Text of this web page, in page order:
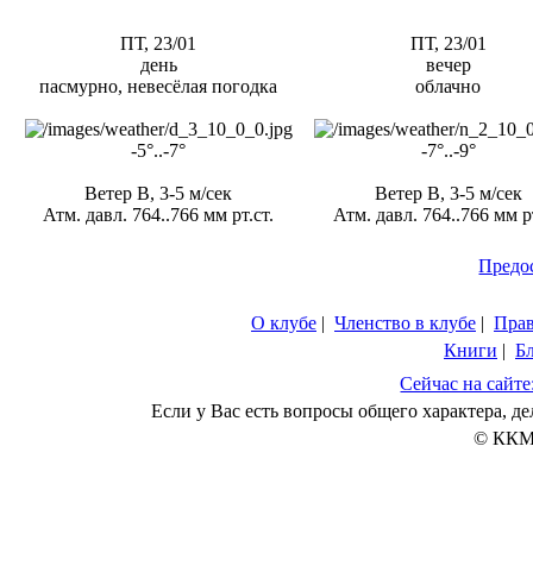
ПТ, 23/01
день
пасмурно, невесёлая погодка
-5°..-7°
Ветер В, 3-5 м/сек
Атм. давл. 764..766 мм рт.ст.
ПТ, 23/01
вечер
облачно
-7°..-9°
Ветер В, 3-5 м/сек
Атм. давл. 764..766 мм
О клубе | Членство в клубе |
Книги |
Сейчас на
Если у Вас есть вопросы общего характера,
© ККМ